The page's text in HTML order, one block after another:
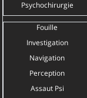
Psychochirurgie
Fouille
Investigation
Navigation
Perception
Assaut Psi